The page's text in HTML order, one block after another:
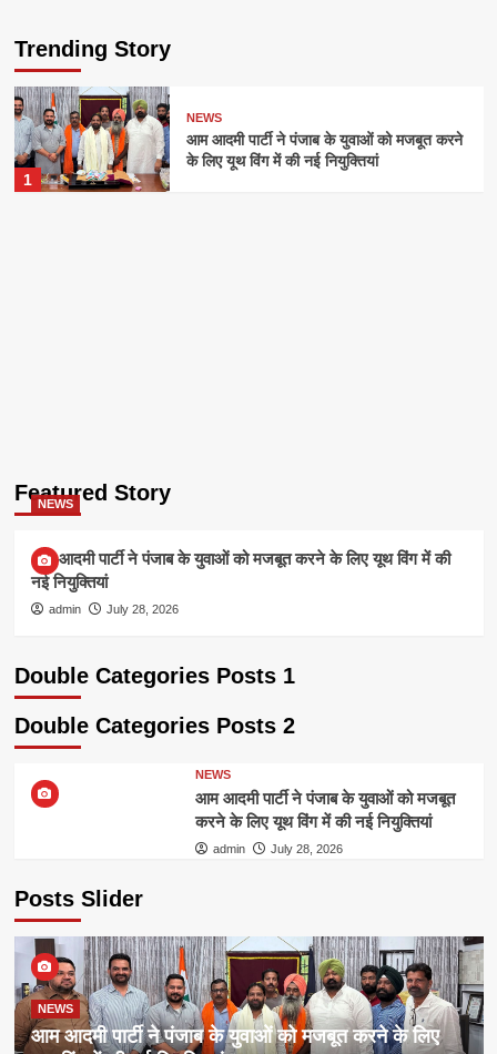
Trending Story
1
NEWS
आम आदमी पार्टी ने पंजाब के युवाओं को मजबूत करने
के लिए यूथ विंग में की नई नियुक्तियां
Featured Story
NEWS
आम आदमी पार्टी ने पंजाब के युवाओं को मजबूत करने के लिए यूथ विंग में की
नई नियुक्तियां
admin July 28, 2026
Double Categories Posts 1
Double Categories Posts 2
NEWS
आम आदमी पार्टी ने पंजाब के युवाओं को मजबूत
करने के लिए यूथ विंग में की नई नियुक्तियां
admin July 28, 2026
Posts Slider
NEWS
आम आदमी पार्टी ने पंजाब के युवाओं को मजबूत करने के लिए